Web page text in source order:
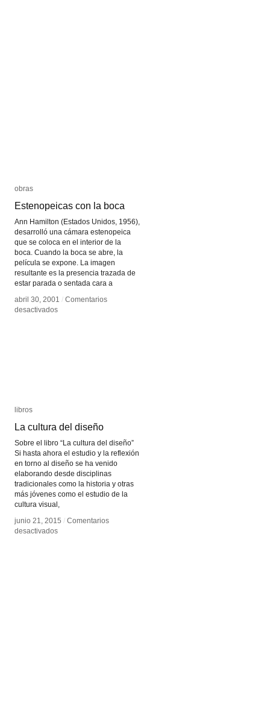
obras
Estenopeicas con la boca
Ann Hamilton (Estados Unidos, 1956),
desarrolló una cámara estenopeica
que se coloca en el interior de la
boca. Cuando la boca se abre, la
película se expone. La imagen
resultante es la presencia trazada de
estar parada o sentada cara a
abril 30, 2001 / Comentarios
desactivadosen
obras
Estenopeicas con la boca
abril 30, 2001 / Comentarios
desactivadosen
libros
La cultura del diseño
Sobre el libro “La cultura del diseño”
Si hasta ahora el estudio y la reflexión
en torno al diseño se ha venido
elaborando desde disciplinas
tradicionales como la historia y otras
más jóvenes como el estudio de la
cultura visual,
junio 21, 2015 / Comentarios
desactivadosen
libros
La cultura del diseño
junio 21, 2015 / Comentarios
desactivadosen